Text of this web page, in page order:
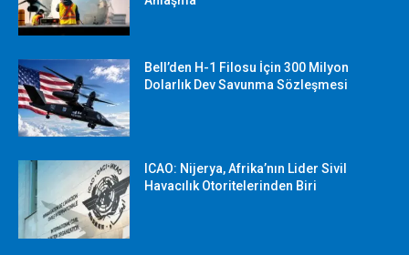
Bell’den H-1 Filosu İçin 300 Milyon
Dolarlık Dev Savunma Sözleşmesi
ICAO: Nijerya, Afrika’nın Lider Sivil
Havacılık Otoritelerinden Biri